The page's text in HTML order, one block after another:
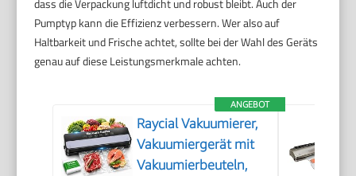
Pumptyp kann die Effizienz verbessern. Wer also auf
Haltbarkeit und Frische achtet, sollte bei der Wahl des Geräts
genau auf diese Leistungsmerkmale achten.
ANGEBOT
Raycial Vakuumierer,
Vakuumiergerät mit
Vakuumierbeuteln,